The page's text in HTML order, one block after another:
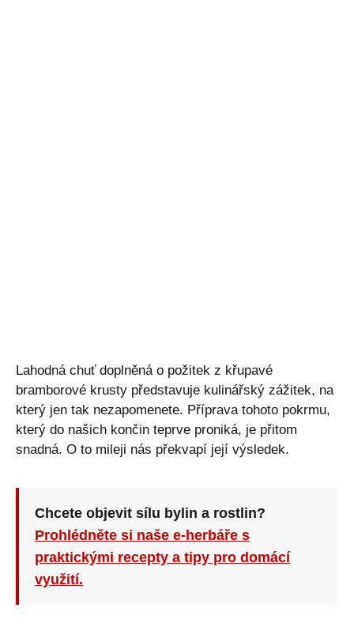
Lahodná chuť doplněná o požitek z křupavé
bramborové krusty představuje kulinářský zážitek, na
který jen tak nezapomenete. Příprava tohoto pokrmu,
který do našich končin teprve proniká, je přitom
snadná. O to mileji nás překvapí její výsledek.
Chcete objevit sílu bylin a rostlin?
Prohlédněte si naše e-herbáře s
praktickými recepty a tipy pro domácí
využití.